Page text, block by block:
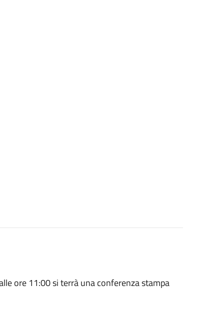
ore 11:00 si terrà una conferenza stampa